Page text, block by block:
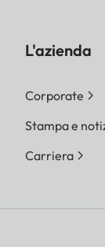
L'azienda
Corporate
Stampa e
Carriera